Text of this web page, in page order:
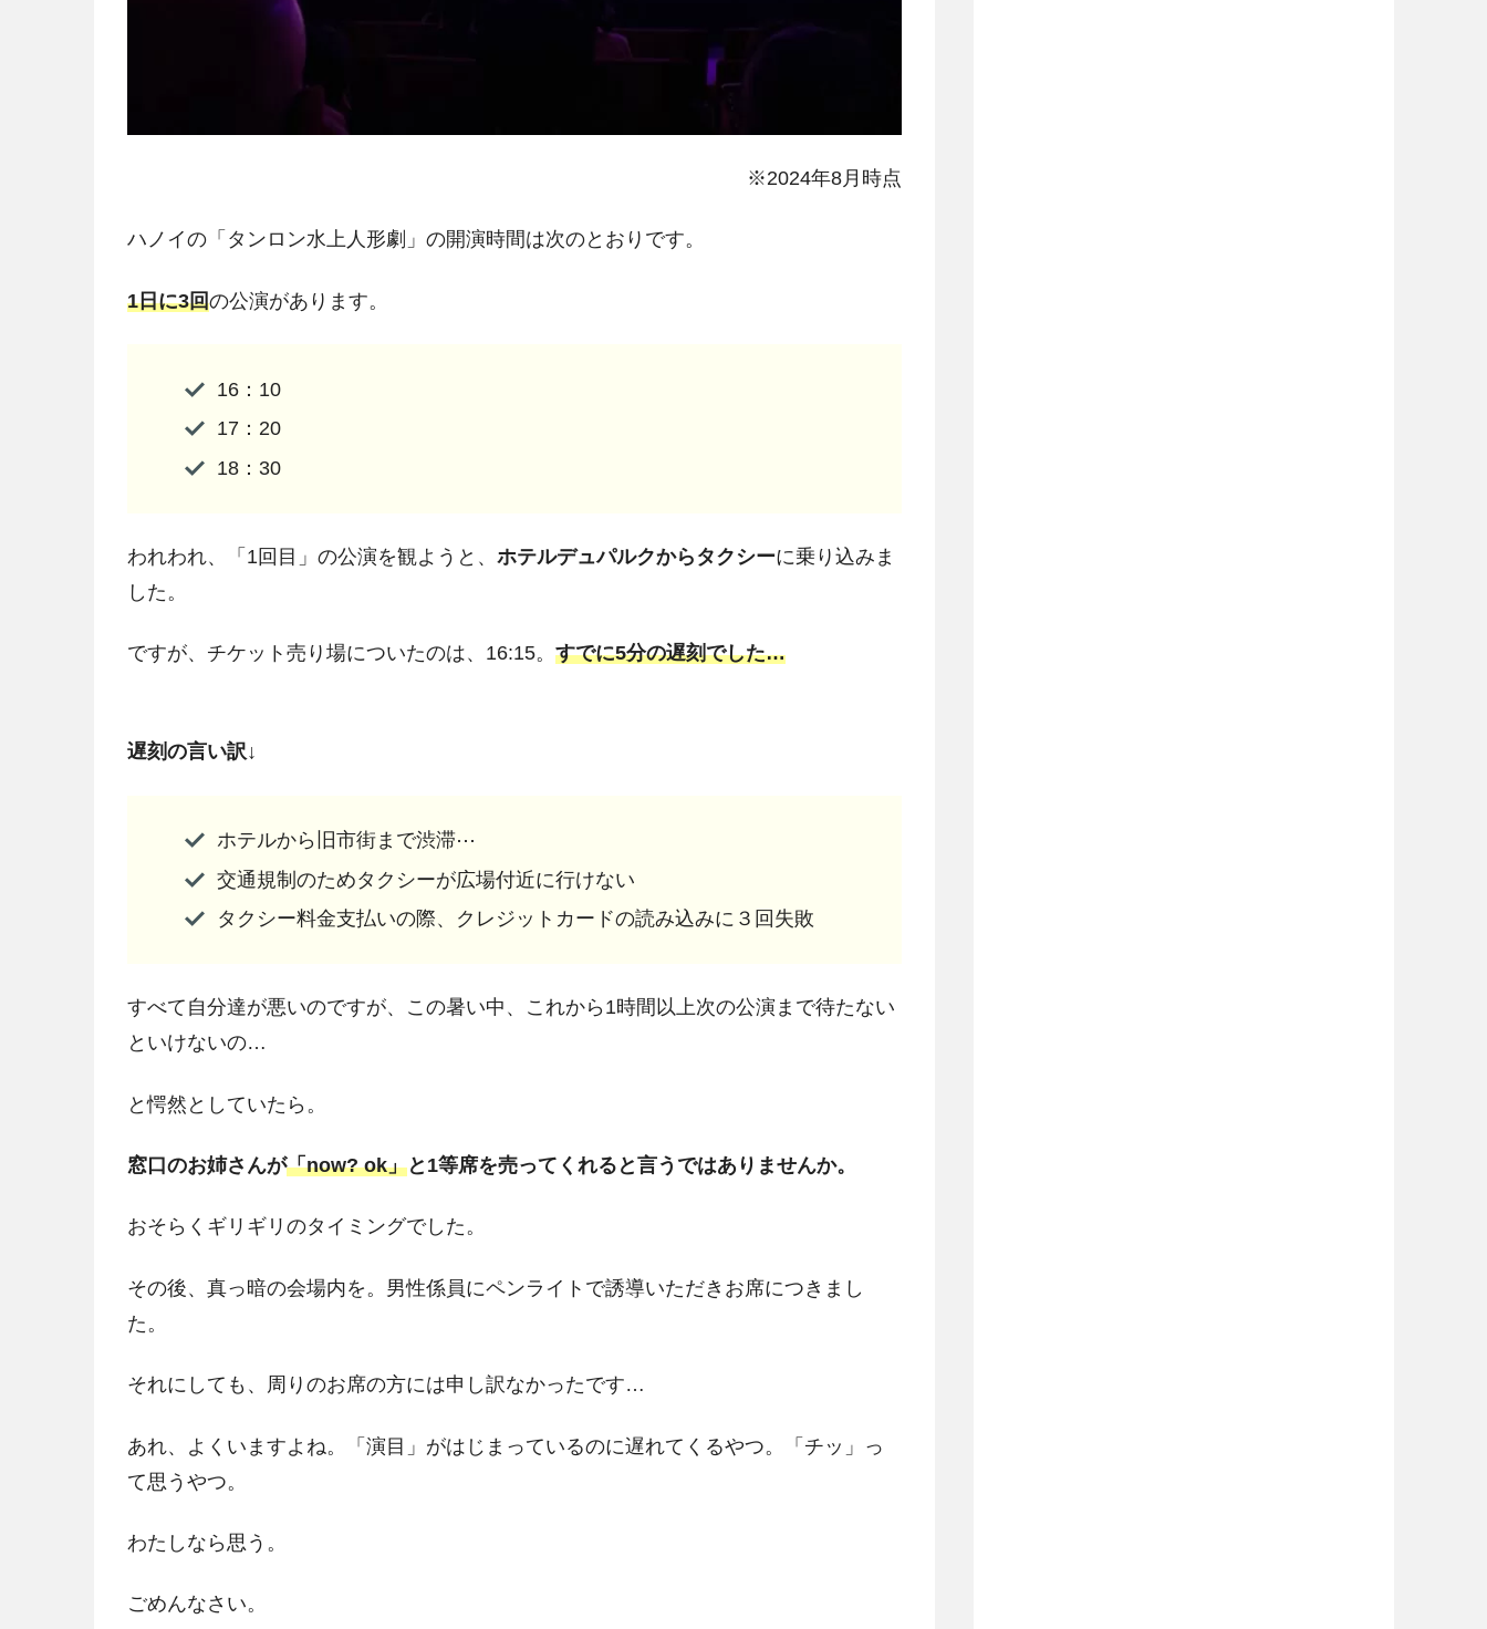
※2024年8月時点
ハノイの「タンロン水上人形劇」の開演時間は次のとおりです。
1日に3回の公演があります。
16：10
17：20
18：30
われわれ、「1回目」の公演を観ようと、 ホテルデュパルクからタクシーに乗り込みま
した。
ですが、チケット売り場についたのは、16:15。 すでに5分の遅刻でした…
遅刻の言い訳↓
ホテルから旧市街まで渋滞⋯
交通規制のためタクシーが広場付近に行けない
タクシー料金支払いの際、クレジットカードの読み込みに３回失敗
すべて自分達が悪いのですが、この暑い中、これから1時間以上次の公演まで待たない
といけないの…
と愕然としていたら。
窓口のお姉さんが「now? ok」と1等席を売ってくれると言うではありませんか。
おそらくギリギリのタイミングでした。
その後、真っ暗の会場内を。男性係員にペンライトで誘導いただきお席につきまし
た。
それにしても、周りのお席の方には申し訳なかったです…
あれ、よくいますよね。「演目」がはじまっているのに遅れてくるやつ。「チッ」っ
て思うやつ。
わたしなら思う。
ごめんなさい。